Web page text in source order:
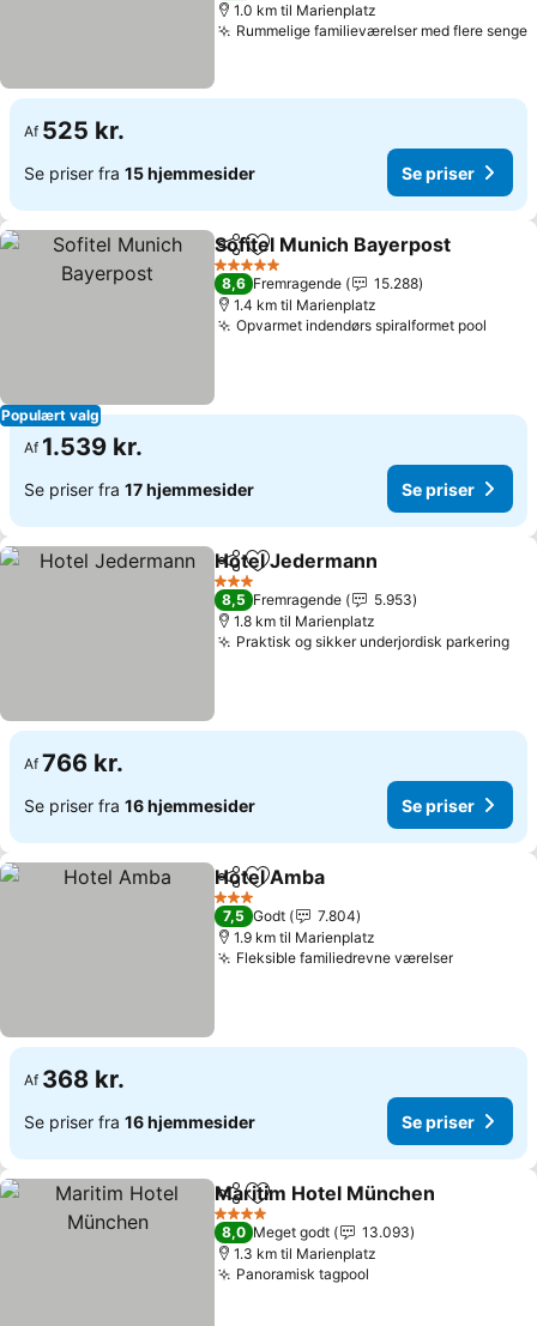
1.0 km til Marienplatz
Rummelige familieværelser med flere senge
Af 525 kr.
Se priser fra 15 hjemmesider Se priser
Populært valg
Del Føj til favoritter
Sofitel Munich Bayerpost
5 Stjerner
8,6 Fremragende
15.288
1.4 km til Marienplatz
Opvarmet indendørs spiralformet pool
Af 1.539 kr.
Se priser fra 17 hjemmesider Se priser
Del Føj til favoritter
Hotel Jedermann
3 Stjerner
8,5 Fremragende
5.953
1.8 km til Marienplatz
Praktisk og sikker underjordisk parkering
Af 766 kr.
Se priser fra 16 hjemmesider Se priser
Del Føj til favoritter
Hotel Amba
3 Stjerner
7,5 Godt
7.804
1.9 km til Marienplatz
Fleksible familiedrevne værelser
Af 368 kr.
Se priser fra 16 hjemmesider Se priser
Del Føj til favoritter
Maritim Hotel München
4 Stjerner
8,0 Meget godt
13.093
1.3 km til Marienplatz
Panoramisk tagpool